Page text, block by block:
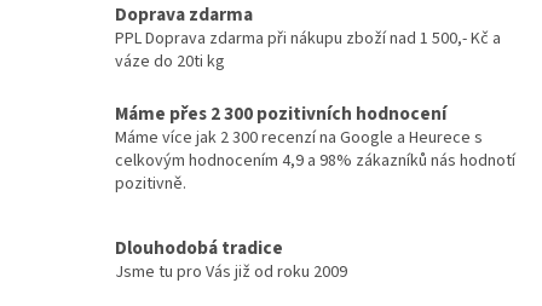
Doprava zdarma
PPL Doprava zdarma při nákupu zboží nad 1 500,- Kč a
váze do 20ti kg
Máme přes 2 300 pozitivních hodnocení
Máme více jak 2 300 recenzí na Google a Heurece s
celkovým hodnocením 4,9 a 98% zákazníků nás hodnotí
pozitivně.
Dlouhodobá tradice
Jsme tu pro Vás již od roku 2009